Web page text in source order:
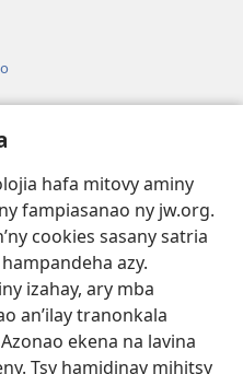
hafa mitovy aminy
fampiasanao ny jw.org.
cookies sasany satria
azy.
izahay, ary mba
an’ilay tranonkala
ekena na lavina
Tsy hamidinay mihitsy
Jehovah